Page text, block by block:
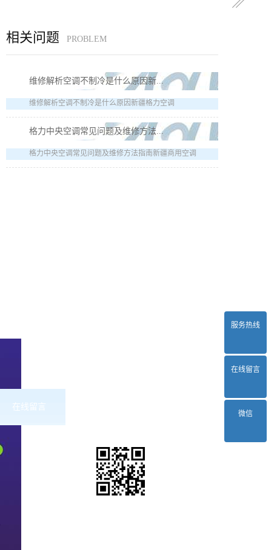
相关问题 PROBLEM
维修解析空调不制冷是什么原因新...
维修解析空调不制冷是什么原因新疆格力空调
格力中央空调常见问题及维修方法...
格力中央空调常见问题及维修方法指南新疆商用空调
在线留言
服务热线
在线留言
微信